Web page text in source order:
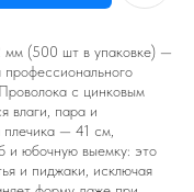
мм (500 шт в упаковке) —
профессионального
с цинковым
влаги, пара и
— 41 см,
и юбочную выемку: это
и пиджаки, исключая